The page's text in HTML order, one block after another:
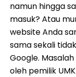
namun hingga
masuk? Atau
website Anda
sama sekali
Google.
oleh pemilik